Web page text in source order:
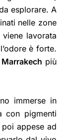
esplorare. A
nelle zone
lavorata
è forte.
più
immerse in
con pigmenti
appese ad